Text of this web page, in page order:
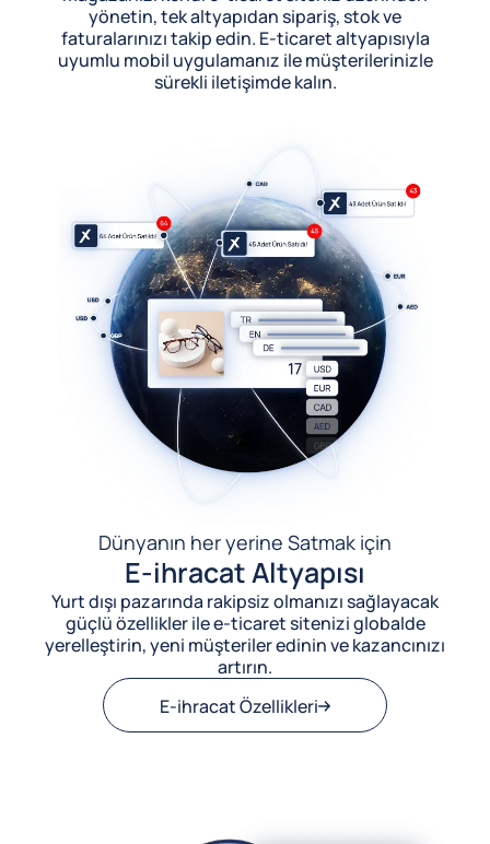
yönetin, tek altyapıdan sipariş, stok ve
faturalarınızı takip edin. E-ticaret altyapısıyla
uyumlu mobil uygulamanız ile müşterilerinizle
sürekli iletişimde kalın.
Dünyanın her yerine Satmak için
E-ihracat Altyapısı
Yurt dışı pazarında rakipsiz olmanızı sağlayacak
güçlü özellikler ile e-ticaret sitenizi globalde
yerelleştirin, yeni müşteriler edinin ve kazancınızı
artırın.
E-ihracat Özellikleri